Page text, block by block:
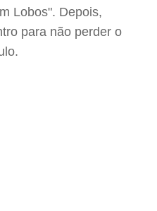
Lobos". Depois,
para não perder o